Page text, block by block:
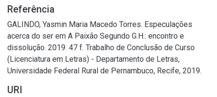
Referência
GALINDO, Yasmin Maria Macedo Torres. Especulações
acerca do ser em A Paixão Segundo G.H.: encontro e
dissolução. 2019. 47 f. Trabalho de Conclusão de Curso
(Licenciatura em Letras) - Departamento de Letras,
Universidade Federal Rural de Pernambuco, Recife, 2019.
URI